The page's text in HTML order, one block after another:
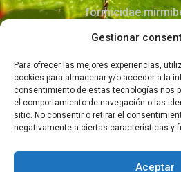
Gestionar
Para ofrecer las mejores experiencias,
cookies para almacenar y/o acceder a la
consentimiento de estas tecnologías nos
el comportamiento de navegación o las
sitio. No consentir o retirar el
negativamente a ciertas características y
Aceptar
Contacto
Puedes contactar con
formulario